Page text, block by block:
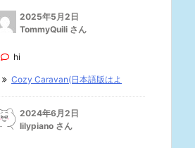
2025年5月2日
TommyQuili さん
hi
Cozy Caravan(日本語版はよ
2024年6月2日
lilypiano さん